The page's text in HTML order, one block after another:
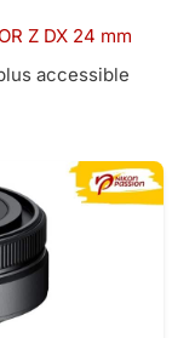
Z DX 24 mm
accessible